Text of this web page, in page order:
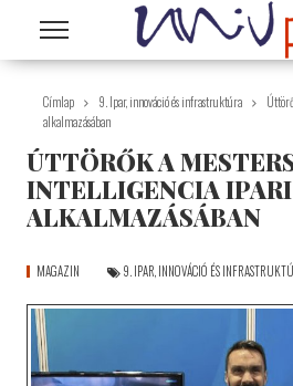
Ugrás a tartalomra
Címlap 9. Ipar, innováció és infrastruktúra
alkalmazásában
ÚTTÖRŐK A
INTELLIGENCIA IPARI
ALKALMAZÁSÁBAN
MAGAZIN 9. IPAR, INNOVÁCIÓ ÉS